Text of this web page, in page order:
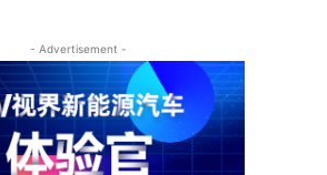
- Advertisement -